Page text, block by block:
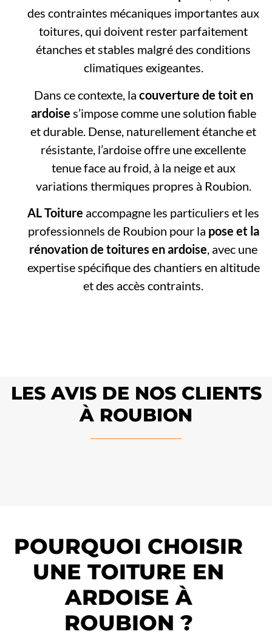
des contraintes mécaniques importantes aux
toitures, qui doivent rester parfaitement
étanches et stables malgré des conditions
climatiques exigeantes.
Dans ce contexte, la couverture de toit en
ardoise s’impose comme une solution fiable
et durable. Dense, naturellement étanche et
résistante, l’ardoise offre une excellente
tenue face au froid, à la neige et aux
variations thermiques propres à Roubion.
AL Toiture accompagne les particuliers et les
professionnels de Roubion pour la pose et la
rénovation de toitures en ardoise, avec une
expertise spécifique des chantiers en altitude
et des accès contraints.
LES AVIS DE NOS CLIENTS
À ROUBION
POURQUOI CHOISIR
UNE TOITURE EN
ARDOISE À
ROUBION ?